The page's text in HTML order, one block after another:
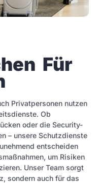
Für
Privatpersonen nutzen
Ob
oder die Security-
– unsere Schutzdienste
entscheiden
um Risiken
Unser Team sorgt
sondern auch für das